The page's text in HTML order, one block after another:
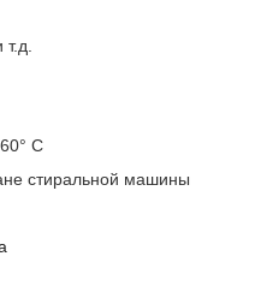
С
стиральной машины